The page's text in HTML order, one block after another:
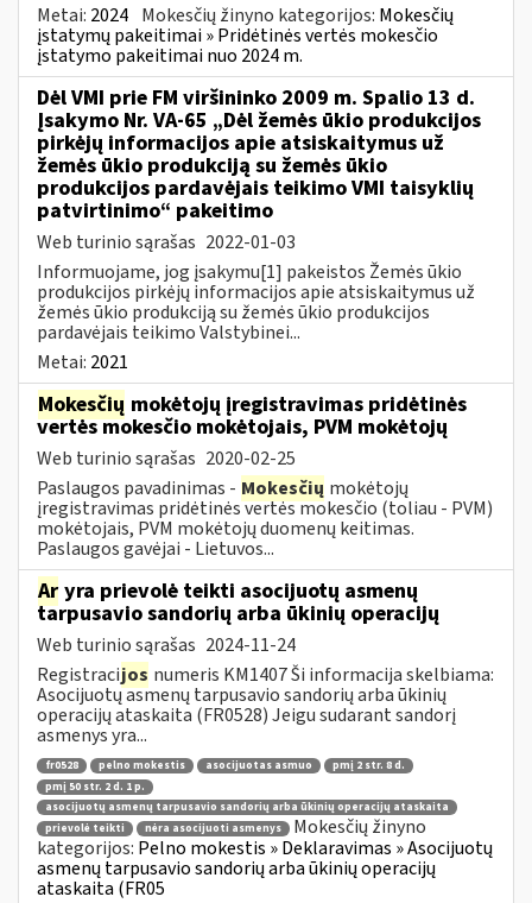
Metai: 2024 Mokesčių žinyno kategorijos: Mokesčių
įstatymų pakeitimai » Pridėtinės vertės mokesčio
įstatymo pakeitimai nuo 2024 m.
Dėl VMI prie FM viršininko 2009 m. Spalio 13 d.
Įsakymo Nr. VA-65 „Dėl žemės ūkio produkcijos
pirkėjų informacijos apie atsiskaitymus už
žemės ūkio produkciją su žemės ūkio
produkcijos pardavėjais teikimo VMI taisyklių
patvirtinimo“ pakeitimo
Web turinio sąrašas 2022-01-03
Informuojame, jog įsakymu[1] pakeistos Žemės ūkio
produkcijos pirkėjų informacijos apie atsiskaitymus už
žemės ūkio produkciją su žemės ūkio produkcijos
pardavėjais teikimo Valstybinei...
Metai: 2021
Mokesčių mokėtojų įregistravimas pridėtinės
vertės mokesčio mokėtojais, PVM mokėtojų
Web turinio sąrašas 2020-02-25
Paslaugos pavadinimas - Mokesčių mokėtojų
įregistravimas pridėtinės vertės mokesčio (toliau - PVM)
mokėtojais, PVM mokėtojų duomenų keitimas.
Paslaugos gavėjai - Lietuvos...
Ar yra prievolė teikti asocijuotų asmenų
tarpusavio sandorių arba ūkinių operacijų
Web turinio sąrašas 2024-11-24
Registracijos numeris KM1407 Ši informacija skelbiama:
Asocijuotų asmenų tarpusavio sandorių arba ūkinių
operacijų ataskaita (FR0528) Jeigu sudarant sandorį
asmenys yra...
fr0528 pelno mokestis asocijuotas asmuo
pmį 2 str. 8 d.
pmį 50 str. 2 d. 1 p.
asocijuotų asmenų tarpusavio sandorių arba ūkinių operacijų ataskaita
prievolė teikti
nėra asocijuoti asmenys
Mokesčių žinyno
kategorijos: Pelno mokestis » Deklaravimas » Asocijuotų
asmenų tarpusavio sandorių arba ūkinių operacijų
ataskaita (FR05